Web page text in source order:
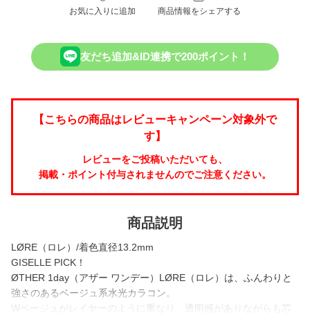
お気に入りに追加 商品情報をシェアする
友だち追加&ID連携で200ポイント！
【こちらの商品はレビューキャンペーン対象外で
す】
レビューをご投稿いただいても、
掲載・ポイント付与されませんのでご注意ください。
商品説明
LØRE（ロレ）/着色直径13.2mm
GISELLE PICK！
ØTHER 1day（アザー ワンデー）LØRE（ロレ）は、ふんわりと
強さのあるベージュ系水光カラコン。
Wベージュがレイヤーのように重なり、透明感がありながらも芯